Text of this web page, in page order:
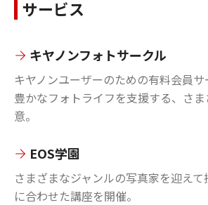
サービス
キヤノンフォトサークル
キヤノンユーザーのための有料会員サ
豊かなフォトライフを支援する、さ
意。
EOS学園
さまざまなジャンルの写真家を迎え
に合わせた講座を開催。